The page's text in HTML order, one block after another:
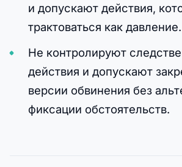
и допускают действия,
трактоваться как давление.
Не контролируют
действия и допускают
версии обвинения без
фиксации обстоятельств.